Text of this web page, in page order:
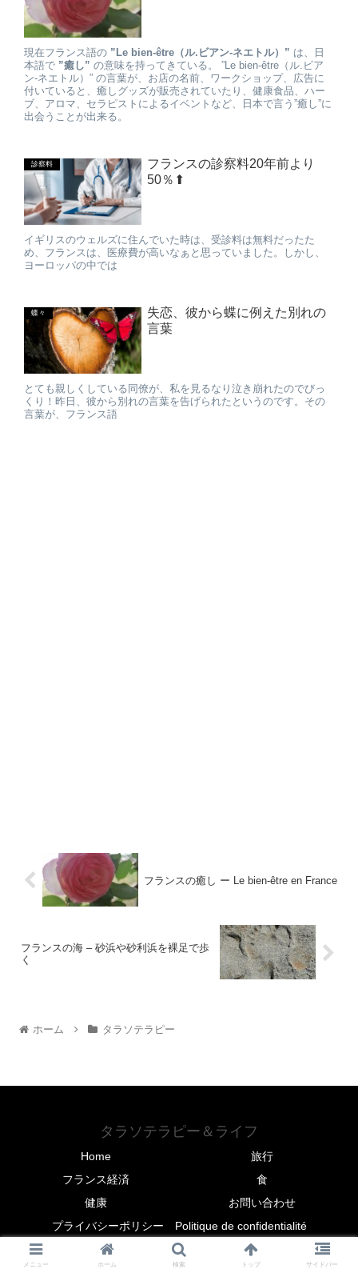
現在フランス語の ”Le bien-être（ル.ビアン-ネエトル）” は、日
本語で ”癒し” の意味を持ってきている。 ”Le bien-être（ル.ビア
ン-ネエトル）” の言葉が、お店の名前、ワークショップ、広告に
付いていると、癒しグッズが販売されていたり、健康食品、ハー
ブ、アロマ、セラピストによるイベントなど、日本で言う”癒し”に
出会うことが出来る。
診察料
フランスの診察料20年前より
50％⬆
イギリスのウェルズに住んでいた時は、受診料は無料だったた
め、フランスは、医療費が高いなぁと思っていました。しかし、
ヨーロッパの中では
蝶々
失恋、彼から蝶に例えた別れの
言葉
とても親しくしている同僚が、私を見るなり泣き崩れたのでびっ
くり！昨日、彼から別れの言葉を告げられたというのです。その
言葉が、フランス語
フランスの癒し ー Le bien-être en France
フランスの海 – 砂浜や砂利浜を裸足で歩
く
ホーム タラソテラピー
タラソテラピー＆ライフ
Home
旅行
フランス経済
食
健康
お問い合わせ
プライバシーポリシー Politique de confidentialité
© 2020-2026 タラソテラピー＆ライフ.
メニュー ホーム 検索 トップ サイドバー